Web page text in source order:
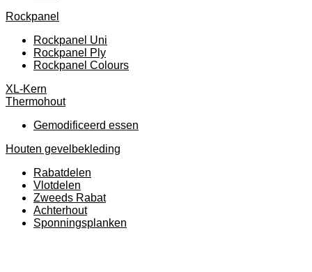
Rockpanel
Rockpanel Uni
Rockpanel Ply
Rockpanel Colours
XL-Kern
Thermohout
Gemodificeerd essen
Houten gevelbekleding
Rabatdelen
Vlotdelen
Zweeds Rabat
Achterhout
Sponningsplanken